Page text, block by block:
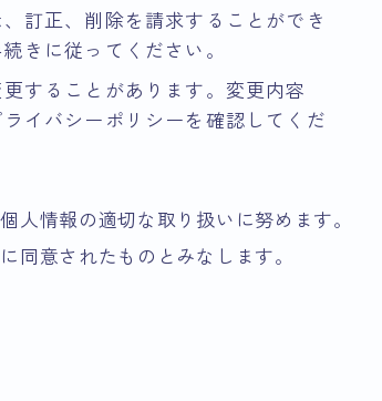
訂正、削除を請求することができ
きに従ってください。
することがあります。変更内容
イバシーポリシーを確認してくだ
情報の適切な取り扱いに努めます。
同意されたものとみなします。